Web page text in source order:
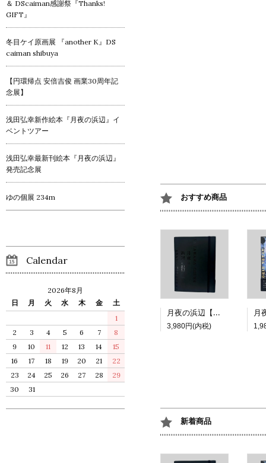
おすすめ商品
月夜の浜辺【特装版】
3,980円(内税)
新着商品
＆ DScaiman感謝祭『Thanks!
GIFT』
冬目ケイ原画展 『another K』DS
caiman shibuya
【円環帰点 安倍吉俊 画業30周年記
念展】
浅田弘幸新作絵本『月夜の浜辺』イ
ベントツアー
浅田弘幸最新刊絵本『月夜の浜辺』
発売記念展
ゆの個展 234m
Calendar
2026年8月
日
月 火 水 木 金
土
1
2
3 4 5 6 7
8
9
10 11 12 13 14
15
16
17 18 19 20 21
22
23
24 25 26 27 28
29
30
31